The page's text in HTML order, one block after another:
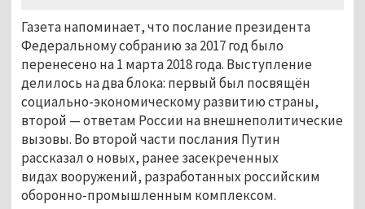
Газета напоминает, что послание президента
Федеральному собранию за 2017 год было
перенесено на 1 марта 2018 года. Выступление
делилось на два блока: первый был посвящён
социально-экономическому развитию страны,
второй — ответам России на внешнеполитические
вызовы. Во второй части послания Путин
рассказал о новых, ранее засекреченных
видах вооружений, разработанных российским
оборонно-промышленным комплексом.